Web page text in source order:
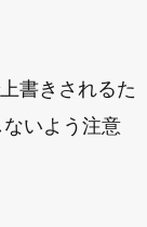
書きされるた
いよう注意